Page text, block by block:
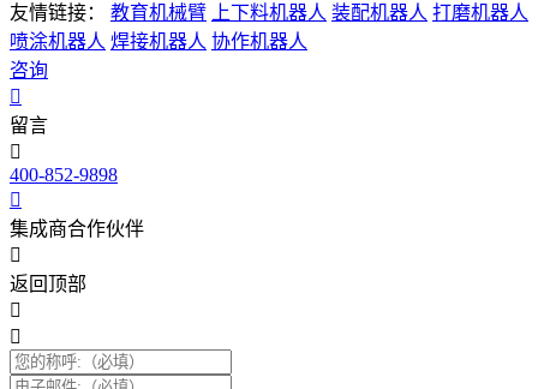
友情链接：
教育机械臂 上下料机器人 装配机器人 打磨机器人
喷涂机器人 焊接机器人 协作机器人
咨询
留言
400-852-9898
集成商合作伙伴
返回顶部